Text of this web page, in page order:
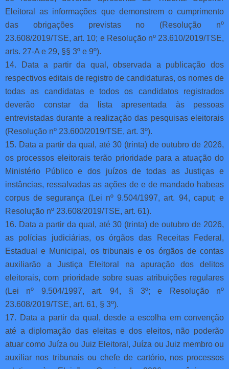
Eleitoral as informações que demonstrem o cumprimento
das obrigações previstas no (Resolução nº
23.608/2019/TSE, art. 10; e Resolução nº 23.610/2019/TSE,
arts. 27-A e 29, §§ 3º e 9º).
14. Data a partir da qual, observada a publicação dos
respectivos editais de registro de candidaturas, os nomes de
todas as candidatas e todos os candidatos registrados
deverão constar da lista apresentada às pessoas
entrevistadas durante a realização das pesquisas eleitorais
(Resolução nº 23.600/2019/TSE, art. 3º).
15. Data a partir da qual, até 30 (trinta) de outubro de 2026,
os processos eleitorais terão prioridade para a atuação do
Ministério Público e dos juízos de todas as Justiças e
instâncias, ressalvadas as ações de e de mandado habeas
corpus de segurança (Lei nº 9.504/1997, art. 94, caput; e
Resolução nº 23.608/2019/TSE, art. 61).
16. Data a partir da qual, até 30 (trinta) de outubro de 2026,
as polícias judiciárias, os órgãos das Receitas Federal,
Estadual e Municipal, os tribunais e os órgãos de contas
auxiliarão a Justiça Eleitoral na apuração dos delitos
eleitorais, com prioridade sobre suas atribuições regulares
(Lei nº 9.504/1997, art. 94, § 3º; e Resolução nº
23.608/2019/TSE, art. 61, § 3º).
17. Data a partir da qual, desde a escolha em convenção
até a diplomação das eleitas e dos eleitos, não poderão
atuar como Juíza ou Juiz Eleitoral, Juíza ou Juiz membro ou
auxiliar nos tribunais ou chefe de cartório, nos processos